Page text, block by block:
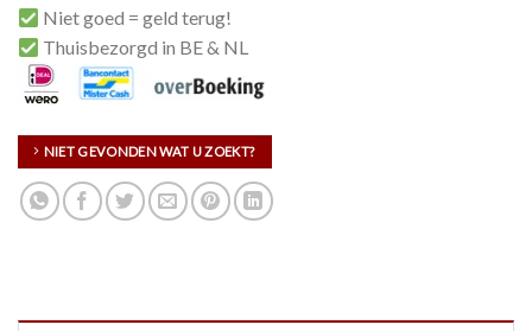
Niet goed = geld terug!
Thuisbezorgd in BE & NL
NIET GEVONDEN WAT U ZOEKT?